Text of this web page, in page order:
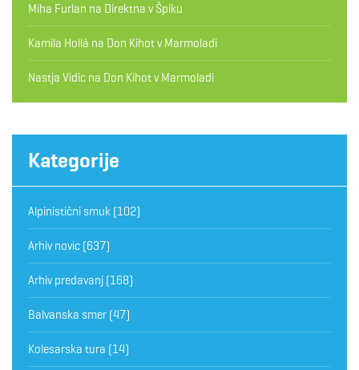
Miha Furlan na Direktna v Špiku
Kamila Hollá na Don Kihot v Marmoladi
Nastja Vidic na Don Kihot v Marmoladi
Kategorije
Alpinistični smuk (102)
Arhiv novic (637)
Arhiv predavanj (168)
Balvanska smer (47)
Kolesarska tura (14)